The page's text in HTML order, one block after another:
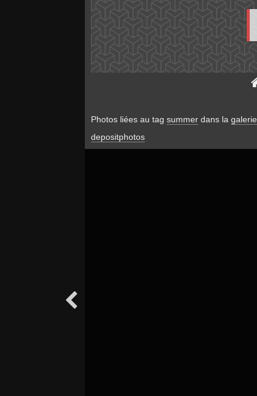
Photos liées au tag summerdans la galerie
depositphotos
